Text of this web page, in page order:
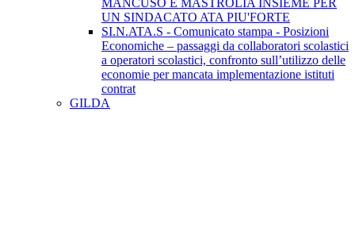
MANCUSO E MASTROLIA INSIEME PER
UN SINDACATO ATA PIU'FORTE
SI.N.ATA.S - Comunicato stampa - Posizioni
Economiche – passaggi da collaboratori scolastici
a operatori scolastici, confronto sull’utilizzo delle
economie per mancata implementazione istituti
contrat
GILDA